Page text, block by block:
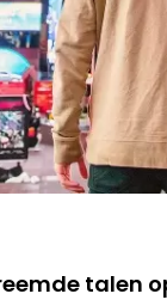
talen